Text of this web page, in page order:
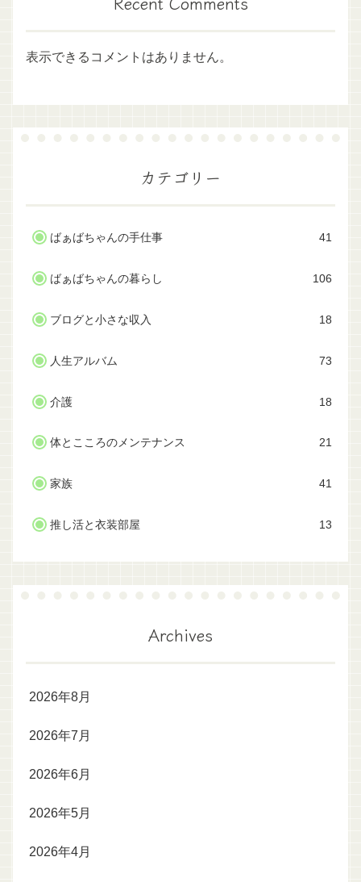
表示できるコメントはありません。
カテゴリー
ばぁばちゃんの手仕事 41
ばぁばちゃんの暮らし 106
ブログと小さな収入 18
人生アルバム 73
介護 18
体とこころのメンテナンス 21
家族 41
推し活と衣装部屋 13
Archives
2026年8月
2026年7月
2026年6月
2026年5月
2026年4月